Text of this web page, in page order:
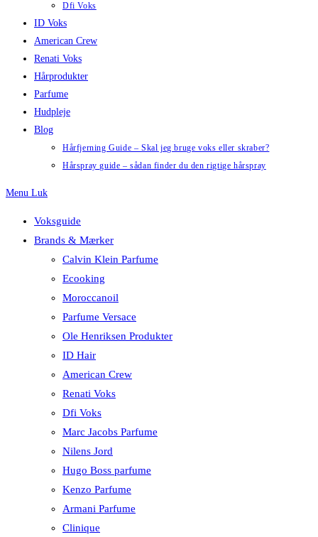
Dfi Voks
ID Voks
American Crew
Renati Voks
Hårprodukter
Parfume
Hudpleje
Blog
Hårfjerning Guide – Skal jeg bruge voks eller skraber?
Hårspray guide – sådan finder du den rigtige hårspray
Menu Luk
Voksguide
Brands & Mærker
Calvin Klein Parfume
Ecooking
Moroccanoil
Parfume Versace
Ole Henriksen Produkter
ID Hair
American Crew
Renati Voks
Dfi Voks
Marc Jacobs Parfume
Nilens Jord
Hugo Boss parfume
Kenzo Parfume
Armani Parfume
Clinique